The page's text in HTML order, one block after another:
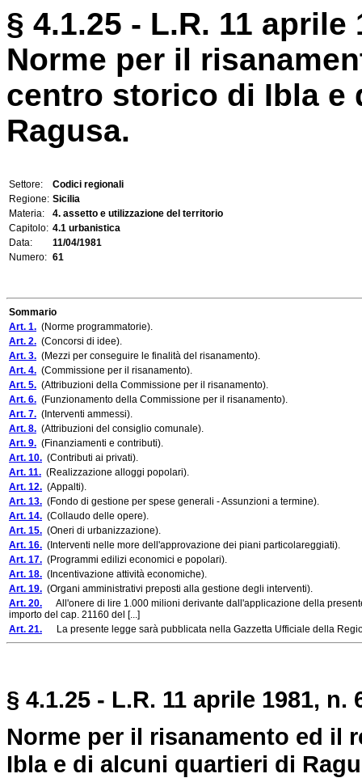
§ 4.1.25 - L.R. 11 aprile
Norme per il
centro storico di Ibla e
Ragusa.
Settore:
Codici regionali
Regione: Sicilia
Materia:
4. assetto e utilizzazione del territorio
Capitolo: 4.1 urbanistica
Data:
11/04/1981
Numero: 61
Sommario
Art. 1. (Norme programmatorie).
Art. 2. (Concorsi di idee).
Art. 3. (Mezzi per conseguire le finalità del risanamento).
Art. 4. (Commissione per il risanamento).
Art. 5. (Attribuzioni della Commissione per il risanamento).
Art. 6. (Funzionamento della Commissione per il risanamento).
Art. 7. (Interventi ammessi).
Art. 8. (Attribuzioni del consiglio comunale).
Art. 9. (Finanziamenti e contributi).
Art. 10. (Contributi ai privati).
Art. 11. (Realizzazione alloggi popolari).
Art. 12. (Appalti).
Art. 13. (Fondo di gestione per spese generali - Assunzioni a termine).
Art. 14. (Collaudo delle opere).
Art. 15. (Oneri di urbanizzazione).
Art. 16. (Interventi nelle more dell'approvazione dei piani particolareggiati).
Art. 17. (Programmi edilizi economici e popolari).
Art. 18. (Incentivazione attività economiche).
Art. 19. (Organi amministrativi preposti alla gestione degli interventi).
Art. 20. All'onere di lire 1.000 milioni derivante dall'applicazione della
importo del cap. 21160 del [...]
Art. 21. La presente legge sarà pubblicata nella Gazzetta Ufficiale della
§ 4.1.25 - L.R. 11 aprile 1981, n.
Norme per il risanamento ed il
Ibla e di alcuni quartieri di